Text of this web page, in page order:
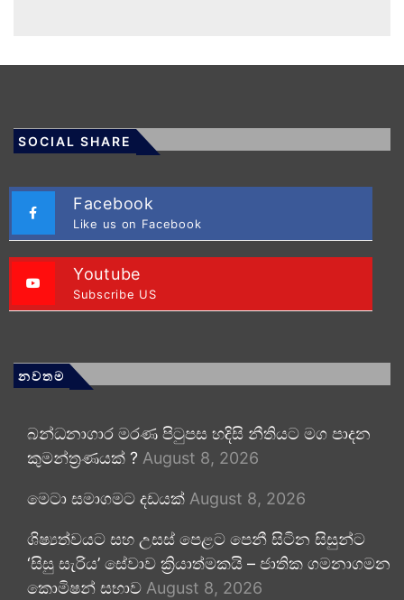
SOCIAL SHARE
Facebook
Like us on Facebook
Youtube
Subscribe US
නවතම
බන්ධනාගාර මරණ පිටුපස හදිසි නීතියට මග පාදන
කුමන්ත්‍රණයක් ? August 8, 2026
මෙටා සමාගමට දඩයක් August 8, 2026
ශිෂ්‍යත්වයට සහ උසස් පෙළට පෙනී සිටින සිසුන්ට
‘සිසු සැරිය’ සේවාව ක්‍රියාත්මකයි – ජාතික ගමනාගමන
කොමිෂන් සභාව August 8, 2026